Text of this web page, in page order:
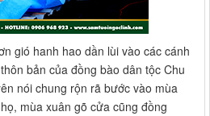
gió hanh hao dần lùi vào các cánh
bản của đồng bào dân tộc Chu
nói chung rộn rã bước vào mùa
mùa xuân gõ cửa cũng đồng